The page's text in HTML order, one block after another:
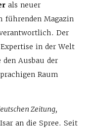
als neuer
führenden Magazin
Der
in der Welt
Ausbau der
Raum
Zeitung,
an die Spree. Seit